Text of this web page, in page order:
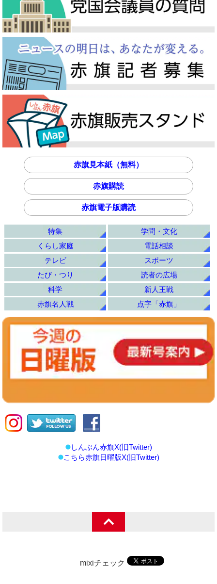
赤旗見本紙（無料）
赤旗購読
赤旗電子版購読
特集
学問・文化
くらし家庭
電話相談
テレビ
スポーツ
たび・つり
読者の広場
科学
新人王戦
赤旗名人戦
点字「赤旗」
しんぶん赤旗X(旧Twitter)
こちら赤旗日曜版X(旧Twitter)
mixiチェック